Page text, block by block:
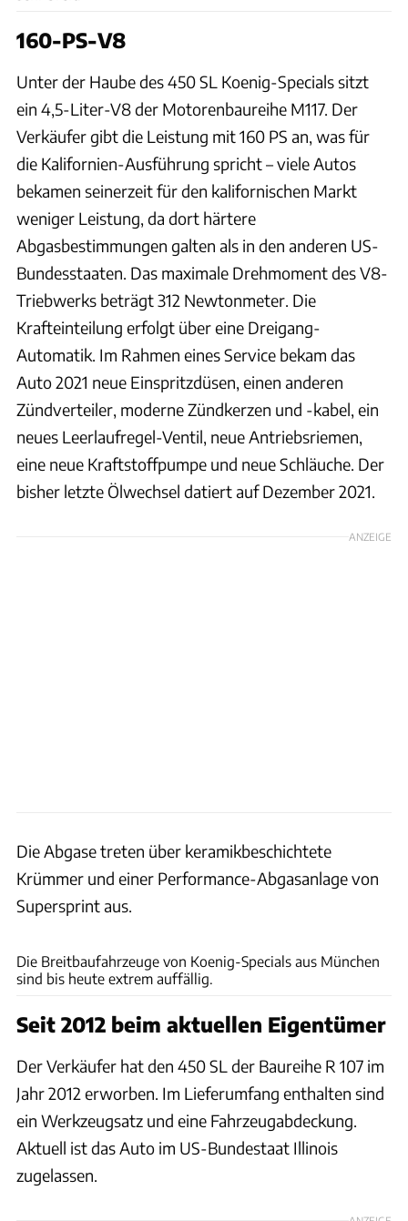
160-PS-V8
Unter der Haube des 450 SL Koenig-Specials sitzt
ein 4,5-Liter-V8 der Motorenbaureihe M117. Der
Verkäufer gibt die Leistung mit 160 PS an, was für
die Kalifornien-Ausführung spricht – viele Autos
bekamen seinerzeit für den kalifornischen Markt
weniger Leistung, da dort härtere
Abgasbestimmungen galten als in den anderen US-
Bundesstaaten. Das maximale Drehmoment des V8-
Triebwerks beträgt 312 Newtonmeter. Die
Krafteinteilung erfolgt über eine Dreigang-
Automatik. Im Rahmen eines Service bekam das
Auto 2021 neue Einspritzdüsen, einen anderen
Zündverteiler, moderne Zündkerzen und -kabel, ein
neues Leerlaufregel-Ventil, neue Antriebsriemen,
eine neue Kraftstoffpumpe und neue Schläuche. Der
bisher letzte Ölwechsel datiert auf Dezember 2021.
ANZEIGE
Die Abgase treten über keramikbeschichtete
Krümmer und einer Performance-Abgasanlage von
Supersprint aus.
Die Breitbaufahrzeuge von Koenig-Specials aus München
sind bis heute extrem auffällig.
Seit 2012 beim aktuellen Eigentümer
Der Verkäufer hat den 450 SL der Baureihe R 107 im
Jahr 2012 erworben. Im Lieferumfang enthalten sind
ein Werkzeugsatz und eine Fahrzeugabdeckung.
Aktuell ist das Auto im US-Bundestaat Illinois
zugelassen.